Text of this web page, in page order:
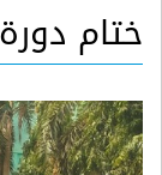
ختام